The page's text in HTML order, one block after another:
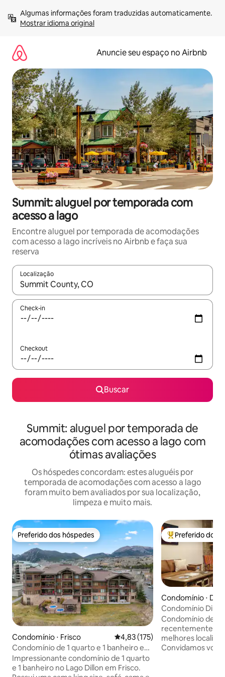
para
Mostrar idioma original
Anuncie seu espaço no Airbnb
Summit: aluguel por temporada com
acesso a lago
Encontre aluguel por temporada de acomodações
com acesso a lago incríveis no Airbnb e faça sua
reserva
Localização
Quando os resultados estiverem disponíveis, explore-os
Check-in
Checkout
Buscar
Summit: aluguel por temporada de
acomodações com acesso a lago com
ótimas avaliações
Os hóspedes concordam: estes aluguéis por
temporada de acomodações com acesso a lago
foram muito bem avaliados por sua localização,
limpeza e muito mais.
Preferido dos hóspedes
Preferido dos hóspedes
Condomínio ⋅ Frisco 4,83 de uma avaliação média de
4,83 (175)
Condomínio de 1 quarto e 1 banheiro em
Frisco. Perto de tudo.
Impressionante condomínio de 1 quarto
e 1 banheiro no Lago Dillon em Frisco.
Entre os
Preferido dos
Condomínio ⋅
Condomínio
STR #
Condomínio de
recentemente
melhores
Convidamos